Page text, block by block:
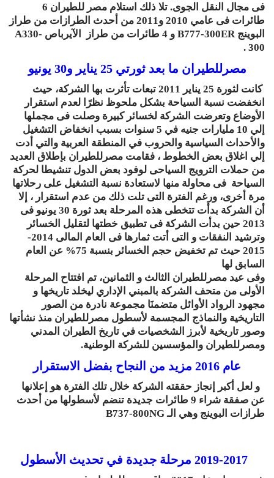
فى مجال النقل الجوى. تلا ذلك استلام مصر للطيران 6
طائرات فى عامي 2010 و2011 من أحدث الطرازات من طراز
البوينج B777-300ER و 4 طائرات من طراز الآيرباص A330-
300 .
مصرللطيران ما بعد ثورتي 25 يناير و30 يونيو
كانت لثورة 25 يناير 2011 تبعات تأثرت بها الشركة، حيث
انخفضت نسبة السياحة بشكل ملحوظ نظرًا لعدم استقرار
الأوضاع وتعرضت الشركة لخسائر كبيرة وصلت فى مجملها
إلي 10 مليارات جنيه في 5 سنوات بسبب انخفاض التشغيل
والأحداث السياسية والحروب في المنطقة العربية والتي أدت
إلي اغلاق بعض الخطوط ، فقامت مصرللطيران بإطلاق العديد
من حملات الترويج السياحى لوفود بعض الدول تنشيطا لحركة
السياحة فى محاولة منها لاستعادة نسبة التشغيل على رحلاتها
مرة أخرى، ورغم الفترة التى تلت ذلك من عدم استقرار ، إلا
أن الشركة بدأت تتخطى هذه المرحلة بعد ثورة 30 يونيو فى
2013 حين بدأت الشركة فى تطبيق خطتها لتقليل الخسائر
وترشيد النفقات و التى أتت ثمارها فى العام المالى 2014-
2015 حيث تم تخفيض حجم الخسائر بنسبة 75% عن العام
السابق لها
وفى عيد مصرللطيران الثالث و الثمانين، تم افتتاح المرحلة
الأولى من متحف الشركة بالمبني الإداري ليخلد تاريخها و
مجهود الرواد الأوائل متضمنَا مجموعة نادرة من الصور
التاريخية والنماذج المجسمة لأسطول مصرللطيران منذ نشأتها
وصور تاريخية لأبرز الشخصيات في تاريخ الطيران المدني
ومصرللطيران والمؤسسين للشركة الوطنية.
عام 2016 مزيد من النجاح بفضل الاستقرار
و لعل أكبر إنجاز حققته الشركة خلال تلك الفترة هو إعلانها
عن صفقة شراء 9 طائرات جديدة تنضم لأسطولها من أحدث
طرازات البوينج وهي الـ B737-800NG